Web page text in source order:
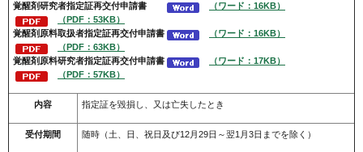
覚醒剤研究者指定証再交付申請書
（ワード：16KB）
（PDF：53KB）
覚醒剤 原料取扱者指定証再交付申請書
（ワード：16KB）
（PDF：63KB）
覚醒剤 原料研究者指定証再交付申請書
（ワード：17KB）
（PDF：57KB）
内容 指定証を毀損し、又は亡失したとき
受付期間 随時（土、日、祝日及び12月29日～翌1月3日までを除く）